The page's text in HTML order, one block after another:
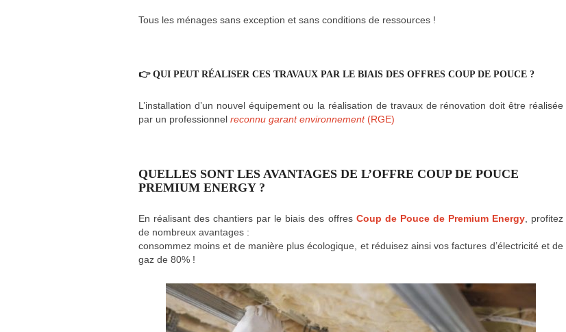
Tous les ménages sans exception et sans conditions de ressources !
👉 QUI PEUT RÉALISER CES TRAVAUX PAR LE BIAIS DES OFFRES COUP DE POUCE ?
L’installation d’un nouvel équipement ou la réalisation de travaux de rénovation doit être réalisée
par un professionnel reconnu garant environnement(RGE)
QUELLES SONT LES AVANTAGES DE L’OFFRE COUP DE POUCE
PREMIUM ENERGY ?
En réalisant des chantiers par le biais des offres Coup de Pouce de Premium Energy, profitez
de nombreux avantages :
consommez moins et de manière plus écologique, et réduisez ainsi vos factures d’électricité et de
gaz de 80% !